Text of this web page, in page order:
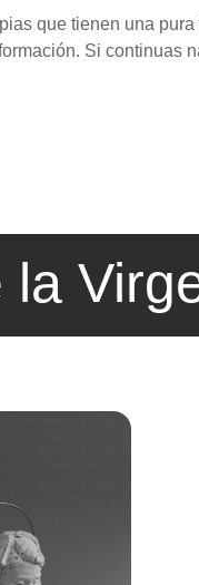
que tienen una
Si continuas